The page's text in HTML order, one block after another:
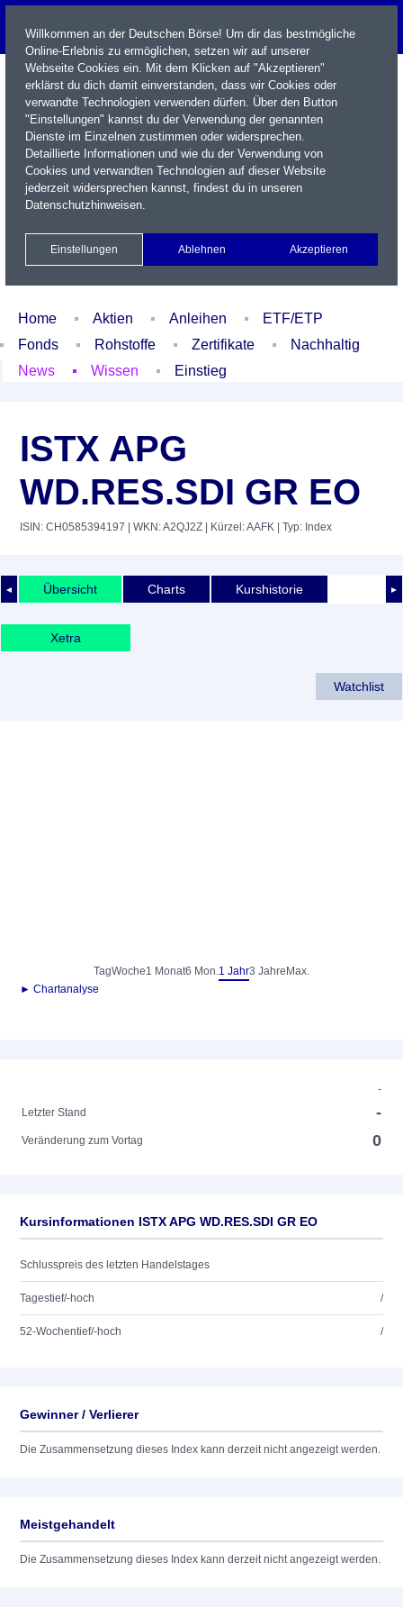
Name / WKN / ISIN / Kürzel
Xetra Realtime
Watchlist Portfolio Login
Home Aktien Anleihen
ETF/ETP
Fonds
Rohstoffe Zertifikate
Nachhaltig
News
Wissen Einstieg
ISTX APG
WD.RES.SDI GR EO
ISIN: CH0585394197 | WKN: A2QJ2Z | Kürzel: AAFK | Typ: Index
◄ ►
Übersicht Charts Kurshistorie
Xetra
Watchlist
TagWoche1 Monat6 Mon.1 Jahr3 Jahre Max.
► Chartanalyse
-
Letzter Stand
-
Veränderung zum Vortag 0
Kursinformationen ISTX APG WD.RES.SDI GR EO
Schlusspreis des letzten Handelstages
Tagestief/-hoch /
52-Wochentief/-hoch /
Gewinner / Verlierer
Die Zusammensetzung dieses Index kann derzeit nicht angezeigt werden.
Meistgehandelt
Die Zusammensetzung dieses Index kann derzeit nicht angezeigt werden.
Willkommen an der Deutschen Börse! Um dir das bestmögliche
Online-Erlebnis zu ermöglichen, setzen wir auf unserer
Webseite Cookies ein. Mit dem Klicken auf "Akzeptieren"
erklärst du dich damit einverstanden, dass wir Cookies oder
verwandte Technologien verwenden dürfen. Über den Button
"Einstellungen" kannst du der Verwendung der genannten
Dienste im Einzelnen zustimmen oder widersprechen.
Detaillierte Informationen und wie du der Verwendung von
Cookies und verwandten Technologien auf dieser Website
jederzeit widersprechen kannst, findest du in unseren
Datenschutzhinweisen.
Einstellungen Ablehnen Akzeptieren